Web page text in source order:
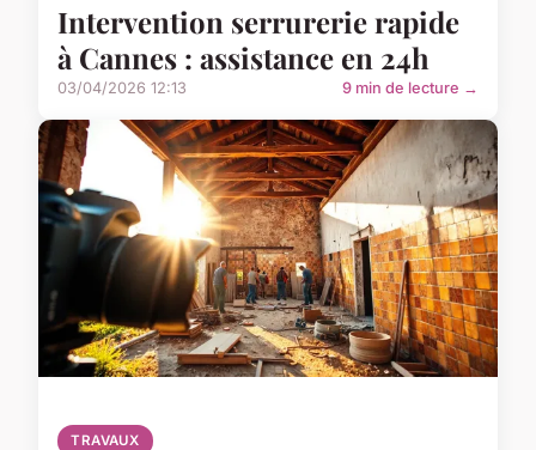
Intervention serrurerie rapide
à Cannes : assistance en 24h
03/04/2026 12:13 9 min de lecture →
TRAVAUX